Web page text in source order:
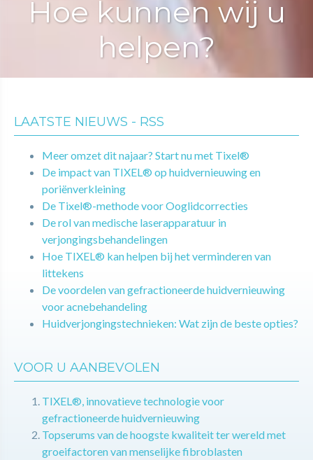
Hoe kunnen wij u
helpen?
LAATSTE NIEUWS - RSS
Meer omzet dit najaar? Start nu met Tixel®
De impact van TIXEL® op huidvernieuwing en
poriënverkleining
De Tixel®-methode voor Ooglidcorrecties
De rol van medische laserapparatuur in
verjongingsbehandelingen
Hoe TIXEL® kan helpen bij het verminderen van
littekens
De voordelen van gefractioneerde huidvernieuwing
voor acnebehandeling
Huidverjongingstechnieken: Wat zijn de beste opties?
VOOR U AANBEVOLEN
TIXEL®, innovatieve technologie voor
gefractioneerde huidvernieuwing
Topserums van de hoogste kwaliteit ter wereld met
groeifactoren van menselijke fibroblasten